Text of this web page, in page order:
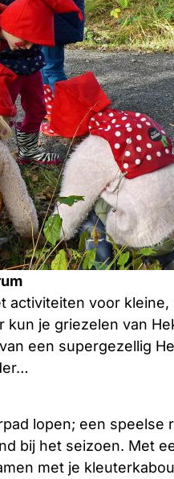
activiteiten voor
je griezelen van
een supergezellig
lopen; een speelse
bij het seizoen. Met
met je